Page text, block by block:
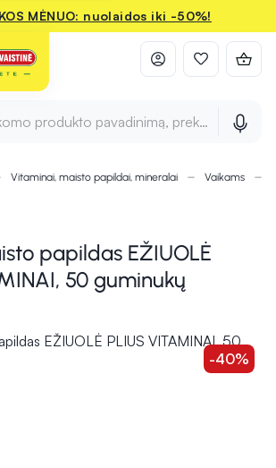
MĖNUO: nuolaidos iki -50%!
produkto pavadinimą, prekės ženklą ir
Vitaminai, maisto papildai, mineralai Vaikams
papildas EŽIUOLĖ
50 guminukų
-40%